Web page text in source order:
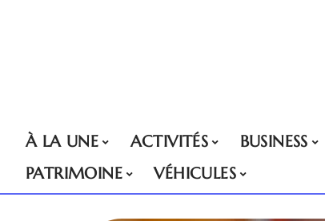
À LA UNE ACTIVITÉS BUSINESS
PATRIMOINE
VÉHICULES